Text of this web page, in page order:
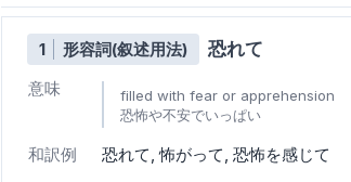
1 形容詞(叙述用法) 恐れて
意味
filled with fear or apprehension
恐怖や不安でいっぱい
和訳例 恐れて 怖がって 恐怖を感じて